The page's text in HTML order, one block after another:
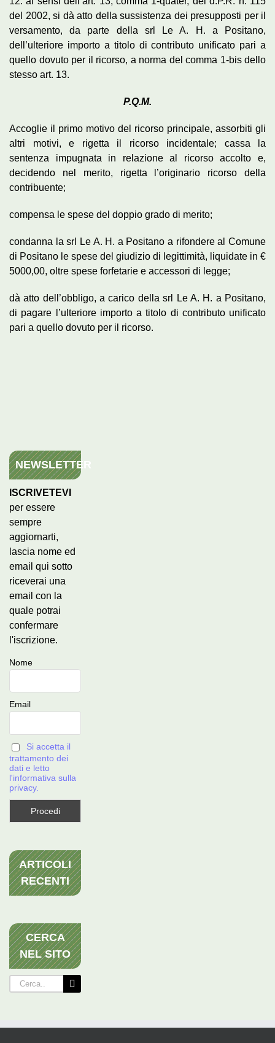
del 2002, si dà atto della sussistenza dei presupposti per il
versamento, da parte della srl Le A. H. a Positano,
dell’ulteriore importo a titolo di contributo unificato pari a
quello dovuto per il ricorso, a norma del comma 1-bis dello
stesso art. 13.
P.Q.M.
Accoglie il primo motivo del ricorso principale, assorbiti gli
altri motivi, e rigetta il ricorso incidentale; cassa la
sentenza impugnata in relazione al ricorso accolto e,
decidendo nel merito, rigetta l’originario ricorso della
contribuente;
compensa le spese del doppio grado di merito;
condanna la srl Le A. H. a Positano a rifondere al Comune
di Positano le spese del giudizio di legittimità, liquidate in €
5000,00, oltre spese forfetarie e accessori di legge;
dà atto dell’obbligo, a carico della srl Le A. H. a Positano,
di pagare l’ulteriore importo a titolo di contributo unificato
pari a quello dovuto per il ricorso.
NEWSLETTER
ISCRIVETEVI
per essere
sempre
aggiornarti,
lascia nome ed
email qui sotto
riceverai una
email con la
quale potrai
confermare
l'iscrizione.
Nome
Email
Si accetta il
trattamento dei
dati e letto
l'informativa sulla
privacy.
ARTICOLI
RECENTI
CERCA
NEL SITO
Cerca
per: